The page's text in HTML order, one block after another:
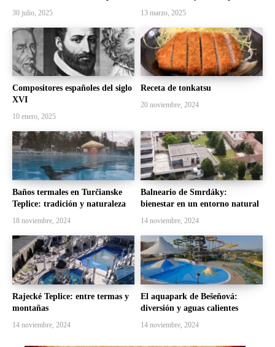
30 julio, 2025 13 marzo, 2025
Compositores españoles del siglo
XVI
10 enero, 2025
Receta de tonkatsu
20 noviembre, 2024
Baños termales en Turčianske
Teplice: tradición y naturaleza
18 noviembre, 2024
Balneario de Smrdáky:
bienestar en un entorno natural
14 noviembre, 2024
Rajecké Teplice: entre termas y
montañas
14 noviembre, 2024
El aquapark de Bešeňová:
diversión y aguas calientes
14 noviembre, 2024